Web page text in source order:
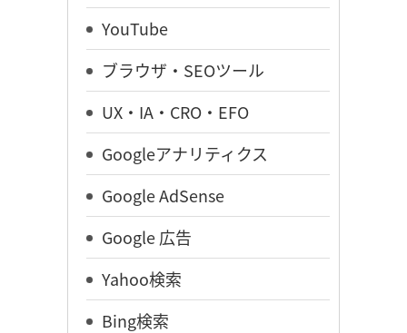
YouTube
ブラウザ・SEOツール
UX・IA・CRO・EFO
Googleアナリティクス
Google AdSense
Google 広告
Yahoo検索
Bing検索